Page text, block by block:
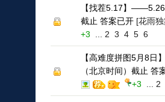
【找茬5.17】——5.26
截止 答案已开 [花雨
+3
2 3 4 5 6
【高难度拼图5月8
（北京时间）截止 答
+3
2